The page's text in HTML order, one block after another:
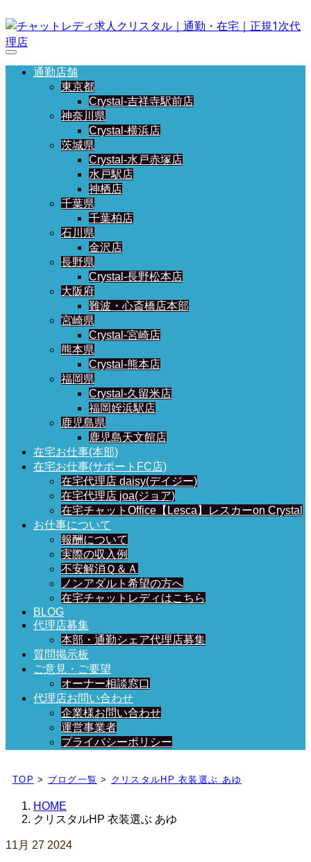
通勤店舗
東京都
Crystal-吉祥寺駅前店
神奈川県
Crystal-横浜店
茨城県
Crystal-水戸赤塚店
水戸駅店
神栖店
千葉県
千葉柏店
石川県
金沢店
長野県
Crystal-長野松本店
大阪府
難波・心斎橋店本部
宮崎県
Crystal-宮崎店
熊本県
Crystal-熊本店
福岡県
Crystal-久留米店
福岡姪浜駅店
鹿児島県
鹿児島天文館店
在宅お仕事(本部)
在宅お仕事(サポートFC店)
在宅代理店 daisy(デイジー)
在宅代理店 joa(ジョア)
在宅チャットOffice【Lesca】レスカーon Crystal
お仕事について
報酬について
実際の収入例
不安解消Ｑ＆Ａ
ノンアダルト希望の方へ
在宅チャットレディはこちら
BLOG
代理店募集
本部・通勤シェア代理店募集
質問掲示板
ご意見・ご要望
オーナー相談窓口
代理店お問い合わせ
企業様お問い合わせ
運営事業者
プライバシーポリシー
日々、ブログを更新中！
TOP > ブログ一覧 > クリスタルHP 衣装選ぶ あゆ
HOME
クリスタルHP 衣装選ぶ あゆ
11月 27 2024